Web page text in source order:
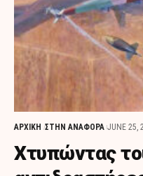
ΑΡΧΙΚΗ ΣΤΗΝ ΑΝΑΦΟΡΑ JUNE 25,
Χτυπώντας